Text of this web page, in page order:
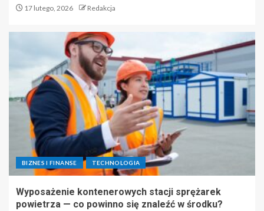
17 lutego, 2026 Redakcja
BIZNES I FINANSE TECHNOLOGIA
Wyposażenie kontenerowych stacji sprężarek
powietrza — co powinno się znaleźć w środku?